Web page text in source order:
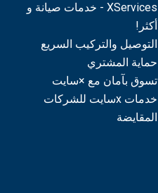
XServices - خدمات صيانة و
أكثر!
التوصيل والتركيب السريع
حماية المشتري
تسوق بآمان مع ×سايت
خدمات xسايت للشركات
المقايضة